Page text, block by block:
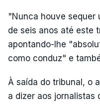
"Nunca houve sequer
de seis anos até este
apontando-lhe
como conduz" e
À saída do tribunal, o
a dizer aos jornalistas